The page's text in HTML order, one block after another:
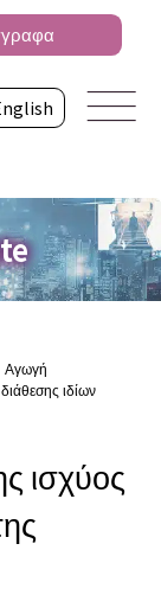
Αγωγή
ιδίων
ισχύος